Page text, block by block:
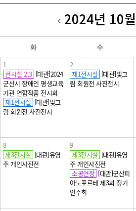
2024년 10월
화 수
1
전시실 2,3 [대관]2024
군산시 장애인 평생교육
기관 연합작품 전시회
제1전시실 [대관]빛그
림 회원전 사진전시
2
제1전시실 [대관]빛그
림 회원전 사진전시
8
제3전시실 [대관]유영
주 개인사진전
9
제3전시실 [대관]유영
주 개인사진전
소공연장 [대관]군산피
아노포르테 제3회 정기
연주회